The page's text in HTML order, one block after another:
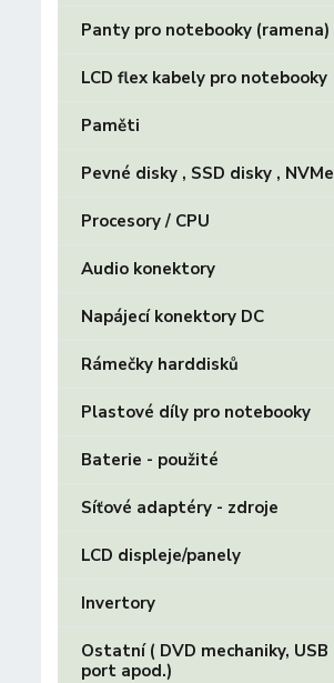
Panty pro notebooky (ramena)
LCD flex kabely pro notebooky
Paměti
Pevné disky , SSD disky , NVMe
Procesory / CPU
Audio konektory
Napájecí konektory DC
Rámečky harddisků
Plastové díly pro notebooky
Baterie - použité
Síťové adaptéry - zdroje
LCD displeje/panely
Invertory
Ostatní ( DVD mechaniky, USB
port apod.)